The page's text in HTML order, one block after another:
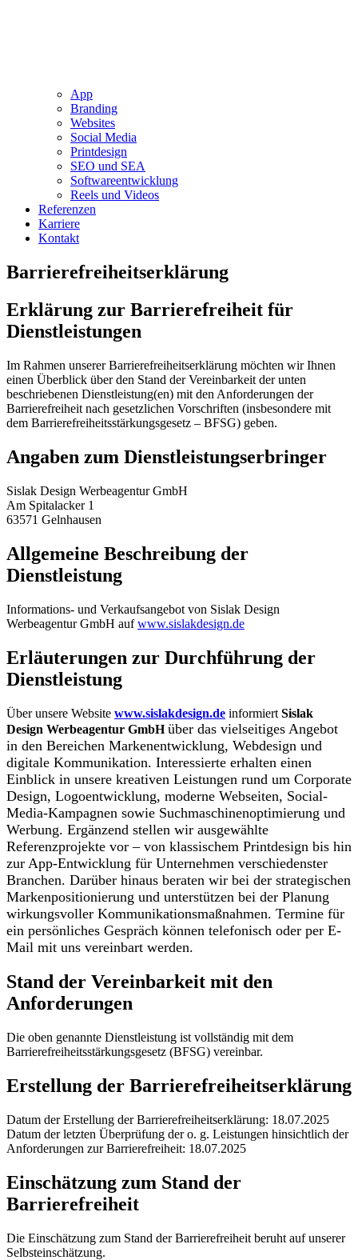
App
Branding
Websites
Social Media
Printdesign
SEO und SEA
Softwareentwicklung
Reels und Videos
Referenzen
Karriere
Kontakt
Barrierefreiheitserklärung
Erklärung zur Barrierefreiheit für
Dienstleistungen
Im Rahmen unserer Barrierefreiheitserklärung möchten wir Ihnen
einen Überblick über den Stand der Vereinbarkeit der unten
beschriebenen Dienstleistung(en) mit den Anforderungen der
Barrierefreiheit nach gesetzlichen Vorschriften (insbesondere mit
dem Barrierefreiheitsstärkungsgesetz – BFSG) geben.
Angaben zum Dienstleistungserbringer
Sislak Design Werbeagentur GmbH
Am Spitalacker 1
63571 Gelnhausen
Allgemeine Beschreibung der
Dienstleistung
Informations- und Verkaufsangebot von Sislak Design
Werbeagentur GmbH aufwww.sislakdesign.de
Erläuterungen zur Durchführung der
Dienstleistung
Über unsere Website www.sislakdesign.de informiert Sislak
Design Werbeagentur GmbH über das vielseitiges Angebot
in den Bereichen Markenentwicklung, Webdesign und
digitale Kommunikation. Interessierte erhalten einen
Einblick in unsere kreativen Leistungen rund um Corporate
Design, Logoentwicklung, moderne Webseiten, Social-
Media-Kampagnen sowie Suchmaschinenoptimierung und
Werbung. Ergänzend stellen wir ausgewählte
Referenzprojekte vor – von klassischem Printdesign bis hin
zur App-Entwicklung für Unternehmen verschiedenster
Branchen. Darüber hinaus beraten wir bei der strategischen
Markenpositionierung und unterstützen bei der Planung
wirkungsvoller Kommunikationsmaßnahmen. Termine für
ein persönliches Gespräch können telefonisch oder per E-
Mail mit uns vereinbart werden.
Stand der Vereinbarkeit mit den
Anforderungen
Die oben genannte Dienstleistung ist vollständig mit dem
Barrierefreiheitsstärkungsgesetz (BFSG) vereinbar.
Erstellung der Barrierefreiheitserklärung
Datum der Erstellung der Barrierefreiheitserklärung: 18.07.2025
Datum der letzten Überprüfung der o. g. Leistungen hinsichtlich der
Anforderungen zur Barrierefreiheit: 18.07.2025
Einschätzung zum Stand der
Barrierefreiheit
Die Einschätzung zum Stand der Barrierefreiheit beruht auf unserer
Selbsteinschätzung.